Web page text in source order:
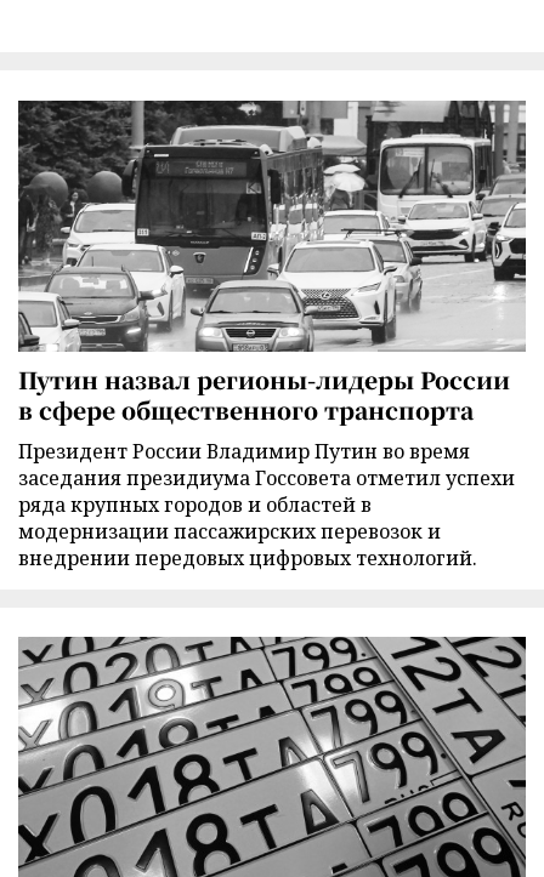
Путин назвал регионы-лидеры России
в сфере общественного транспорта
Президент России Владимир Путин во время
заседания президиума Госсовета отметил успехи
ряда крупных городов и областей в
модернизации пассажирских перевозок и
внедрении передовых цифровых технологий.